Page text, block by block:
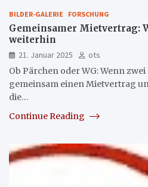
BILDER-GALERIE FORSCHUNG
Gemeinsamer Mietvertrag:
weiterhin
21. Januar 2025
ots
Ob Pärchen oder WG: Wenn
gemeinsam einen Mietvertrag
die…
Continue Reading